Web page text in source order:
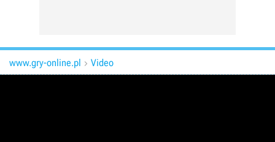
www.gry-online.pl  Video